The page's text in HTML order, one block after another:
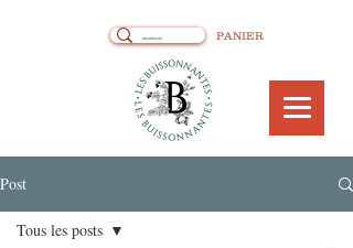
PANIER
Post
Tous les posts